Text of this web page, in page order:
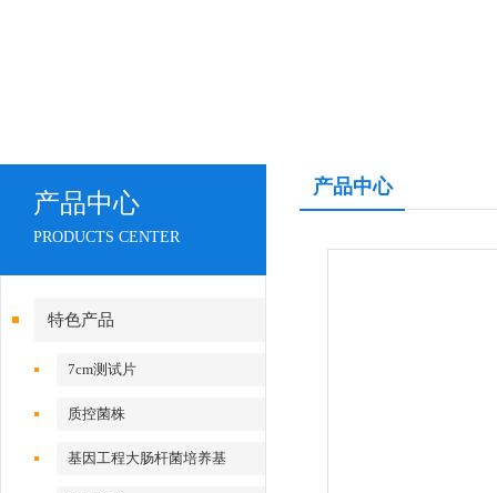
产品中心
PRODUCTS CENTER
特色产品
7cm测试片
质控菌株
基因工程大肠杆菌培养基
产品中心